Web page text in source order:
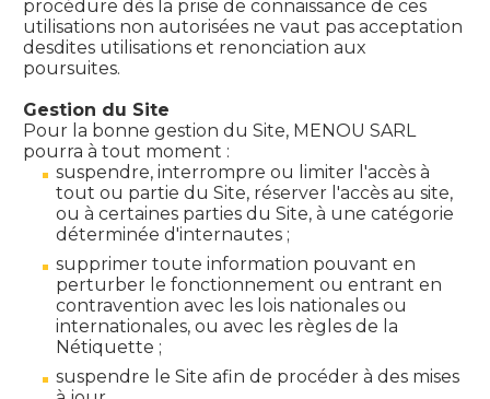
procédure dès la prise de connaissance de ces
utilisations non autorisées ne vaut pas acceptation
desdites utilisations et renonciation aux
poursuites.
Gestion du Site
Pour la bonne gestion du Site, MENOU SARL
pourra à tout moment :
suspendre, interrompre ou limiter l'accès à
tout ou partie du Site, réserver l'accès au site,
ou à certaines parties du Site, à une catégorie
déterminée d'internautes ;
supprimer toute information pouvant en
perturber le fonctionnement ou entrant en
contravention avec les lois nationales ou
internationales, ou avec les règles de la
Nétiquette ;
suspendre le Site afin de procéder à des mises